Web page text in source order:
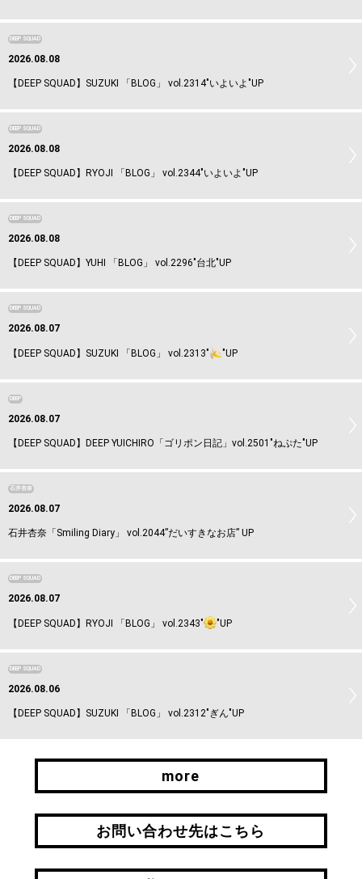
DEEP SQUAD
2026.08.08
【DEEP SQUAD】SUZUKI 「BLOG」 vol.2314"いよいよ"UP
DEEP SQUAD
2026.08.08
【DEEP SQUAD】RYOJI 「BLOG」 vol.2344"いよいよ"UP
DEEP SQUAD
2026.08.08
【DEEP SQUAD】YUHI 「BLOG」 vol.2296"台北"UP
DEEP SQUAD
2026.08.07
【DEEP SQUAD】SUZUKI 「BLOG」 vol.2313" "UP
DEEP
2026.08.07
【DEEP SQUAD】DEEP YUICHIRO「ゴリポン日記」vol.2501"ねぷた"UP
石井杏奈
2026.08.07
石井杏奈「Smiling Diary」 vol.2044”だいすきなお店” UP
DEEP SQUAD
2026.08.07
【DEEP SQUAD】RYOJI 「BLOG」 vol.2343" "UP
DEEP SQUAD
2026.08.06
【DEEP SQUAD】SUZUKI 「BLOG」 vol.2312"ぎん"UP
more
more
お問い合わせ先はこちら
お問い合わせ先はこちら
引継ぎはこちら